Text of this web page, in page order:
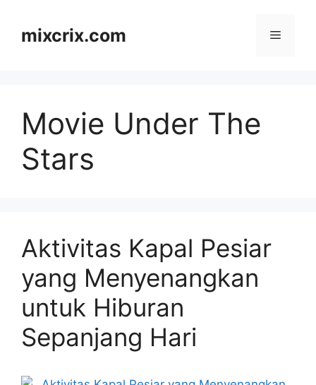
contentmixcrix.com Menu
Movie Under The
Stars
Aktivitas Kapal Pesiar
yang Menyenangkan
untuk Hiburan
Sepanjang Hari